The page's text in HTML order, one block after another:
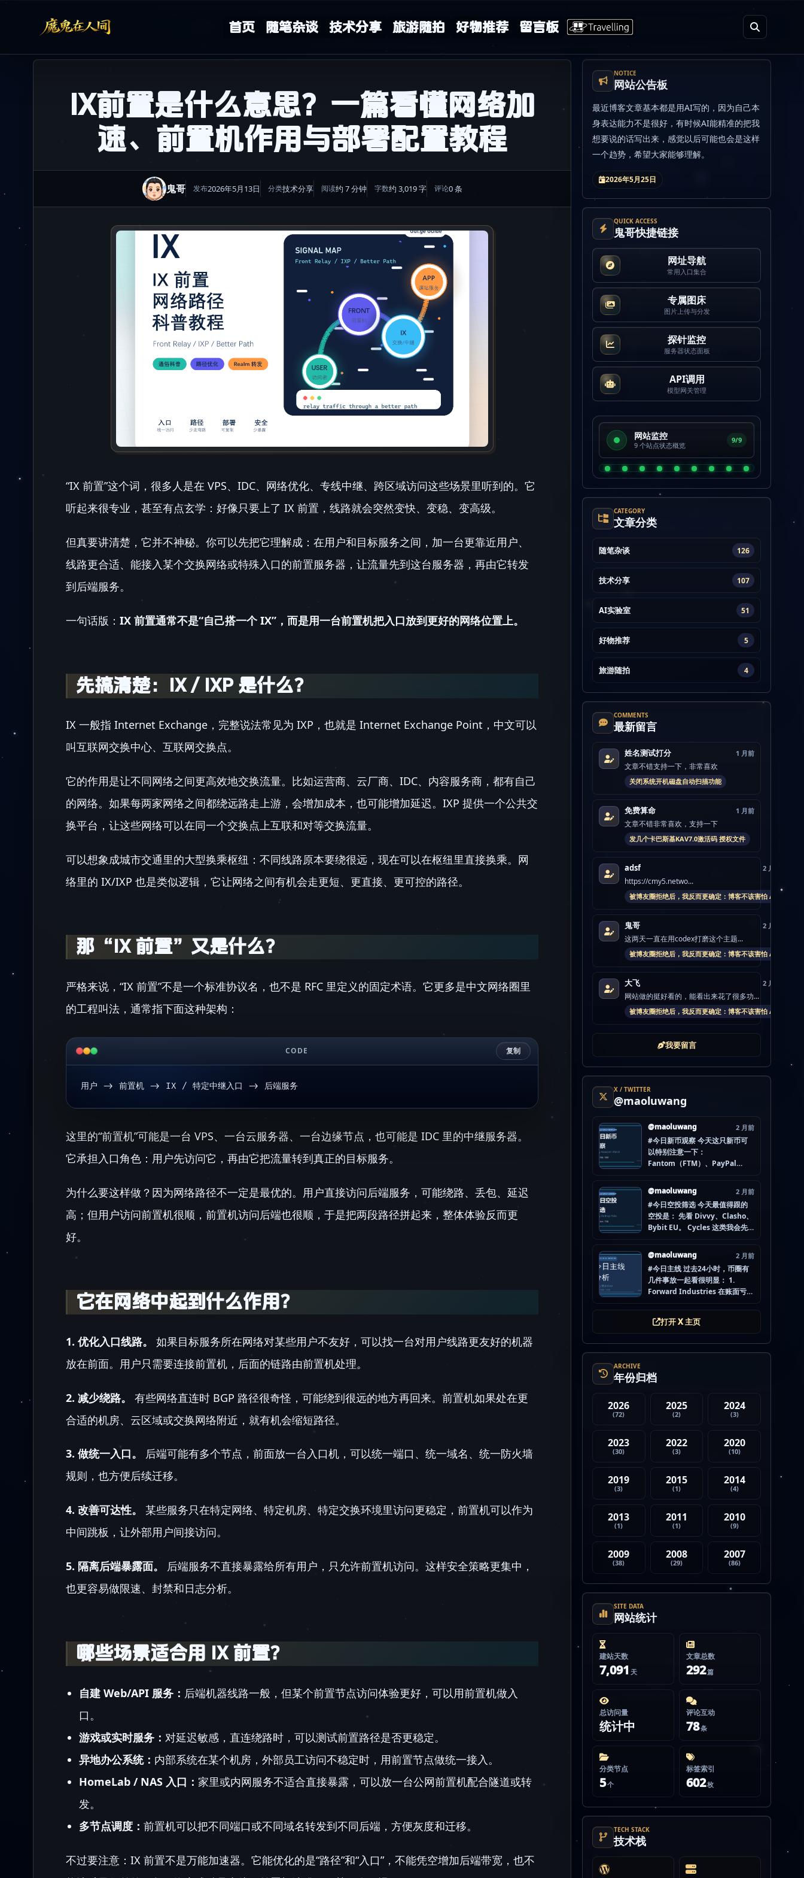
首页 随笔杂谈 技术分享 旅游随拍 好物推荐 留言板
NOTICE
网站公告板
最近博客文章基本都是用AI写的，因为自己本
身表达能力不是很好，有时候AI能精准的把我
想要说的话写出来，感觉以后可能也会是这样
一个趋势，希望大家能够理解。
2026年5月25日
QUICK ACCESS
鬼哥快捷链接
网址导航
常用入口集合
专属图床
图片上传与分发
探针监控
服务器状态面板
API调用
模型网关管理
网站监控
9 个站点状态概览
9/9
CATEGORY
文章分类
随笔杂谈 126
技术分享 107
AI实验室 51
好物推荐 5
旅游随拍 4
COMMENTS
最新留言
姓名测试打分 1 月前
文章不错支持一下，非常喜欢
关闭系统开机磁盘自动扫描功能
免费算命 1 月前
文章不错非常喜欢，支持一下
发几个卡巴斯基KAV7.0激活码 授权文件
adsf 2 月前
https://cmy5.netwo...
被博友圈拒绝后，我反而更确定：博客不该害怕 AI
鬼哥 2 月前
这两天一直在用codex打磨这个主题...
被博友圈拒绝后，我反而更确定：博客不该害怕 AI
大飞 2 月前
网站做的挺好看的，能看出来花了很多功...
被博友圈拒绝后，我反而更确定：博客不该害怕 AI
我要留言
X / TWITTER
@maoluwang
@maoluwang 2 月前
#今日新币观察 今天这只新币可
以特别注意一下：
Fantom（FTM）、PayPal
Liberty Financial（WLFI）、
Internet Computer (IOU)
（ICP） 不是因为它们一定最
猛，而是更像“热度是不是在回流”
的样本。 这种时候最怕把...
@maoluwang 2 月前
#今日空投筛选 今天最值得跟的
空投是： 先看 Divvy、Clasho、
Bybit EU。 Cycles 这类我会先
后续节奏想清楚。 现在做空投最
怕的不是没项目，而是一下全
开，最后一条都没做扎实。
mao.lu/today-airdrop-
selecti… #空投项目 #...
@maoluwang 2 月前
#今日主线 过去24小时，币圈有
几件事放一起看很明显： 1.
Forward Industries 在账面亏损
非法赌博行为 3. 加密亿万富翁继
打开 X 主页
ARCHIVE
年份归档
2026
(72)
2025
(2)
2024
(3)
2023
(30)
2022
(3)
2020
(10)
2019
(3)
2015
(1)
2014
(4)
2013
(1)
2011
(1)
2010
(9)
2009
(38)
2008
(29)
2007
(86)
SITE DATA
网站统计
建站天数
7,091 天
文章总数
292篇
总访问量
统计中
评论互动
78条
分类节点
5个
标签索引
602枚
TECH STACK
技术栈
IX前置是什么意思？一篇看懂网络加
速、前置机作用与部署配置教程
鬼哥 发布2026年5月13日 分类技术分享 阅读约 7 分钟 字数约 3,019 字 评论0 条
“IX 前置”这个词，很多人是在 VPS、IDC、网络优化、专线中继、跨区域访问这些场景里听到的。它
听起来很专业，甚至有点玄学：好像只要上了 IX 前置，线路就会突然变快、变稳、变高级。
但真要讲清楚，它并不神秘。你可以先把它理解成：在用户和目标服务之间，加一台更靠近用户、
线路更合适、能接入某个交换网络或特殊入口的前置服务器，让流量先到这台服务器，再由它转发
到后端服务。
一句话版： IX 前置通常不是“自己搭一个 IX”，而是用一台前置机把入口放到更好的网络位置上。
先搞清楚：IX / IXP 是什么？
IX 一般指 Internet Exchange，完整说法常见为 IXP，也就是 Internet Exchange Point，中文可以
叫互联网交换中心、互联网交换点。
它的作用是让不同网络之间更高效地交换流量。比如运营商、云厂商、IDC、内容服务商，都有自己
的网络。如果每两家网络之间都绕远路走上游，会增加成本，也可能增加延迟。IXP 提供一个公共交
换平台，让这些网络可以在同一个交换点上互联和对等交换流量。
可以想象成城市交通里的大型换乘枢纽：不同线路原本要绕很远，现在可以在枢纽里直接换乘。网
络里的 IX/IXP 也是类似逻辑，它让网络之间有机会走更短、更直接、更可控的路径。
那“IX 前置”又是什么？
严格来说，“IX 前置”不是一个标准协议名，也不是 RFC 里定义的固定术语。它更多是中文网络圈里
的工程叫法，通常指下面这种架构：
CODE 复制
用户 -> 前置机 -> IX / 特定中继入口 -> 后端服务
这里的“前置机”可能是一台 VPS、一台云服务器、一台边缘节点，也可能是 IDC 里的中继服务器。
它承担入口角色：用户先访问它，再由它把流量转到真正的目标服务。
为什么要这样做？因为网络路径不一定是最优的。用户直接访问后端服务，可能绕路、丢包、延迟
高；但用户访问前置机很顺，前置机访问后端也很顺，于是把两段路径拼起来，整体体验反而更
好。
它在网络中起到什么作用？
1. 优化入口线路。
如果目标服务所在网络对某些用户不友好，可以找一台对用户线路更友好的机器
放在前面。用户只需要连接前置机，后面的链路由前置机处理。
2. 减少绕路。
有些网络直连时 BGP 路径很奇怪，可能绕到很远的地方再回来。前置机如果处在更
合适的机房、云区域或交换网络附近，就有机会缩短路径。
3. 做统一入口。
后端可能有多个节点，前面放一台入口机，可以统一端口、统一域名、统一防火墙
规则，也方便后续迁移。
4. 改善可达性。
某些服务只在特定网络、特定机房、特定交换环境里访问更稳定，前置机可以作为
中间跳板，让外部用户间接访问。
5. 隔离后端暴露面。
后端服务不直接暴露给所有用户，只允许前置机访问。这样安全策略更集中，
也更容易做限速、封禁和日志分析。
哪些场景适合用 IX 前置？
自建 Web/API 服务： 后端机器线路一般，但某个前置节点访问体验更好，可以用前置机做入
口。
游戏或实时服务： 对延迟敏感，直连绕路时，可以测试前置路径是否更稳定。
异地办公系统： 内部系统在某个机房，外部员工访问不稳定时，用前置节点做统一接入。
HomeLab / NAS 入口： 家里或内网服务不适合直接暴露，可以放一台公网前置机配合隧道或转
发。
多节点调度： 前置机可以把不同端口或不同域名转发到不同后端，方便灰度和迁移。
不过要注意：IX 前置不是万能加速器。它能优化的是“路径”和“入口”，不能凭空增加后端带宽，也不